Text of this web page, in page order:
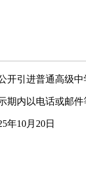
开引进普通高级
期内以电话或邮
年10月20日